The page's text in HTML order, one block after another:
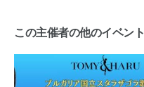
この主催者の他のイベント